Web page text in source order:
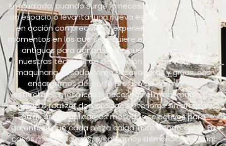
En Igualada, cuando surge la necesidad de transformar
un espacio o levantar una nueva estructura, entramos
en acción con precisión y experiencia. Imagina esos
momentos en los que se requiere el derribo de edificios
antiguos para dar paso a lo nuevo: ahí es donde
nuestras técnicas de demolición cobran vida. Con
maquinaria pesada como excavadoras y grúas, nos
encargamos del corte preciso de hormigón y
estructuras metálicas.Si necesitas eliminar muros de
carga o realizar demoliciones interiores sin afectar
otras áreas, aplicamos métodos selectivos para
garantizar que cada pieza caiga justo donde debe. En
casos más delicados, empleamos demolición manual